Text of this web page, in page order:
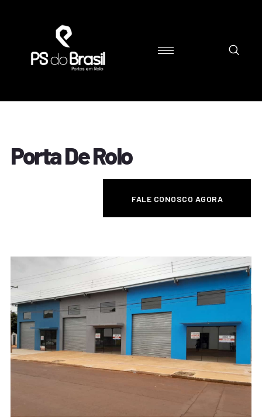
Porta De Rolo
FALE CONOSCO AGORA